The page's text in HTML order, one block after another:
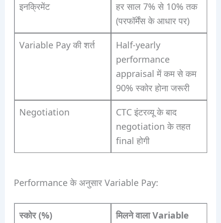
इनक्रिमेंट
हर साल 7% से 10% तक
(परफॉर्मेंस के आधार पर)
Variable Pay की शर्त
Half-yearly
performance
appraisal में कम से कम
90% स्कोर होना जरूरी
Negotiation
CTC इंटरव्यू के बाद
negotiation के तहत
final होगी
Performance के अनुसार Variable Pay:
स्कोर (%)
मिलने वाला Variable